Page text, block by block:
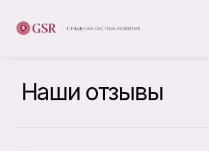
Наши отзывы